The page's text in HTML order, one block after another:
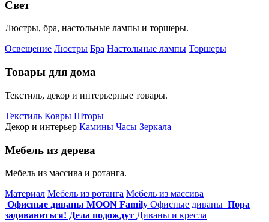
Свет
Люстры, бра, настольные лампы и торшеры.
Освещение Люстры Бра Настольные лампы Торшеры
Товары для дома
Текстиль, декор и интерьерные товары.
Текстиль Ковры Шторы
Декор и интерьер Камины Часы Зеркала
Мебель из дерева
Мебель из массива и ротанга.
Материал Мебель из ротанга Мебель из массива
Офисные диваны MOON Family Офисные диваны Пора
задиваниться! Дела подождут Диваны и кресла